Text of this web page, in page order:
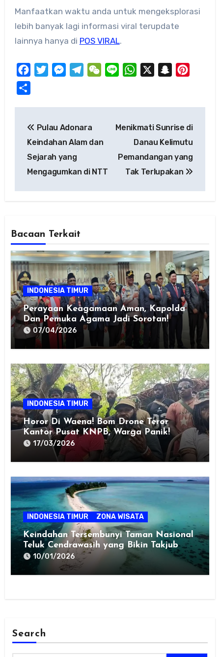
Manfaatkan waktu anda untuk mengeksplorasi
lebih banyak lagi informasi viral terupdate
lainnya hanya di POS VIRAL.
FacebookTwitterMessengerTelegramWeChat
Line WhatsApp Snapchat
navigation
Pulau Adonara
Keindahan Alam dan
Sejarah yang
Mengagumkan di NTT
Menikmati Sunrise di
Danau Kelimutu
Pemandangan yang
Tak Terlupakan
Bacaan Terkait
INDONESIA TIMUR
Perayaan Keagamaan Aman, Kapolda
Dan Pemuka Agama Jadi Sorotan!
07/04/2026
INDONESIA TIMUR
Horor Di Waena! Bom Drone Teror
Kantor Pusat KNPB, Warga Panik!
17/03/2026
INDONESIA TIMUR ZONA WISATA
Keindahan Tersembunyi Taman Nasional
Teluk Cendrawasih yang Bikin Takjub
10/01/2026
Search